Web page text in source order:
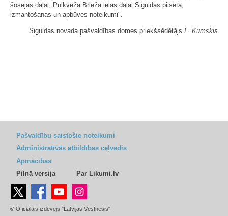
šosejas daļai, Pulkveža Brieža ielas daļai Siguldas pilsētā,
izmantošanas un apbūves noteikumi".
Siguldas novada pašvaldības domes priekšsēdētājs L. Kumskis
Pašvaldību saistošie noteikumi
Administratīvās atbildības ceļvedis
Apmācības
Pilnā versija
Par Likumi.lv
© Oficiālais izdevējs "Latvijas Vēstnesis"